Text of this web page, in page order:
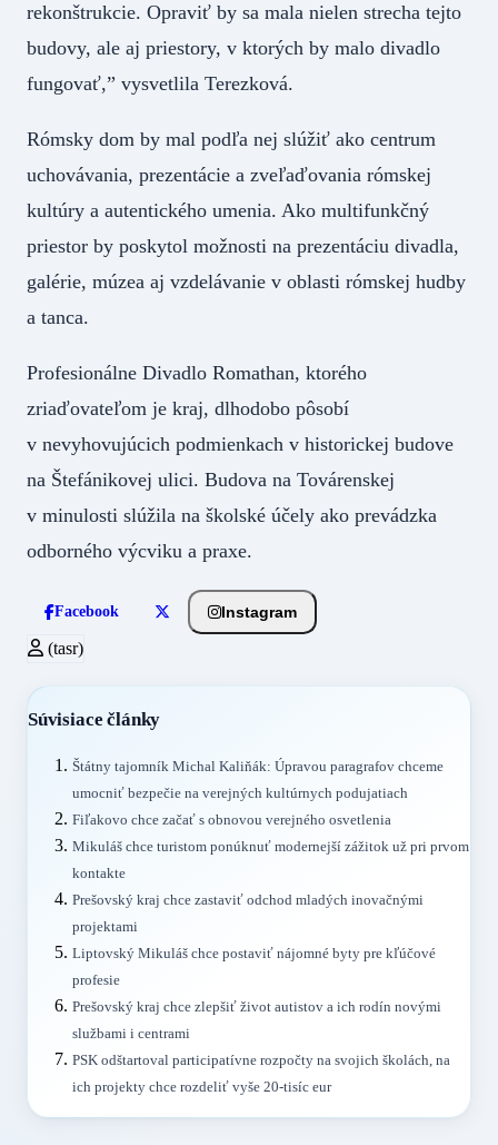
rekonštrukcie. Opraviť by sa mala nielen strecha tejto
budovy, ale aj priestory, v ktorých by malo divadlo
fungovať,” vysvetlila Terezková.
Rómsky dom by mal podľa nej slúžiť ako centrum
uchovávania, prezentácie a zveľaďovania rómskej
kultúry a autentického umenia. Ako multifunkčný
priestor by poskytol možnosti na prezentáciu divadla,
galérie, múzea aj vzdelávanie v oblasti rómskej hudby
a tanca.
Profesionálne Divadlo Romathan, ktorého
zriaďovateľom je kraj, dlhodobo pôsobí
v nevyhovujúcich podmienkach v historickej budove
na Štefánikovej ulici. Budova na Továrenskej
v minulosti slúžila na školské účely ako prevádzka
odborného výcviku a praxe.
Facebook Instagram
(tasr)
Súvisiace články
Štátny tajomník Michal Kaliňák: Úpravou paragrafov chceme
umocniť bezpečie na verejných kultúrnych podujatiach
Fiľakovo chce začať s obnovou verejného osvetlenia
Mikuláš chce turistom ponúknuť modernejší zážitok už pri prvom
kontakte
Prešovský kraj chce zastaviť odchod mladých inovačnými
projektami
Liptovský Mikuláš chce postaviť nájomné byty pre kľúčové
profesie
Prešovský kraj chce zlepšiť život autistov a ich rodín novými
službami i centrami
PSK odštartoval participatívne rozpočty na svojich školách, na
ich projekty chce rozdeliť vyše 20-tisíc eur